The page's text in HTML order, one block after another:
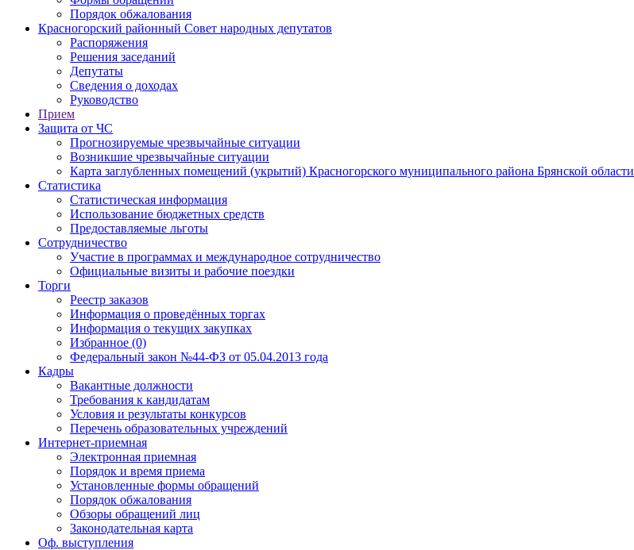
Порядок обжалования
Красногорский районный Совет народных депутатов
Распоряжения
Решения заседаний
Депутаты
Сведения о доходах
Руководство
Прием
Защита от ЧС
Прогнозируемые чрезвычайные ситуации
Возникшие чрезвычайные ситуации
Карта заглубленных помещений (укрытий) Красногорского муниципального района Брянской области
Статистика
Статистическая информация
Использование бюджетных средств
Предоставляемые льготы
Сотрудничество
Участие в программах и международное сотрудничество
Официальные визиты и рабочие поездки
Торги
Реестр заказов
Информация о проведённых торгах
Информация о текущих закупках
Избранное (0)
Федеральный закон №44-ФЗ от 05.04.2013 года
Кадры
Вакантные должности
Требования к кандидатам
Условия и результаты конкурсов
Перечень образовательных учреждений
Интернет-приемная
Электронная приемная
Порядок и время приема
Установленные формы обращений
Порядок обжалования
Обзоры обращений лиц
Законодательная карта
Оф. выступления